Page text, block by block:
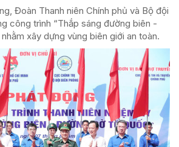
Đoàn Thanh niên Chính phủ và Bộ đội
công trình “Thắp sáng đường biên -
xây dựng vùng biên giới an toàn.